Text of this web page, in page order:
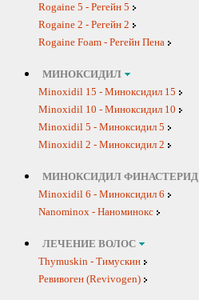
Rogaine 5 - Регейн 5
Rogaine 2 - Регейн 2
Rogaine Foam - Регейн Пена
МИНОКСИДИЛ
Minoxidil 15 - Миноксидил 15
Minoxidil 10 - Миноксидил 10
Minoxidil 5 - Миноксидил 5
Minoxidil 2 - Миноксидил 2
МИНОКСИДИЛ ФИНАСТЕРИД
Minoxidil 6 - Миноксидил 6
Nanominox - Наноминокс
ЛЕЧЕНИЕ ВОЛОС
Thymuskin - Тимускин
Ревивоген (Revivogen)